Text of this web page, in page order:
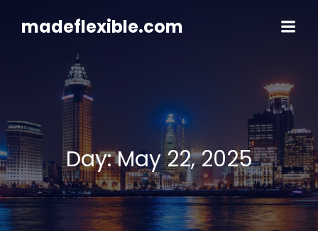
contentmadeflexible.com
Day:May 22, 2025